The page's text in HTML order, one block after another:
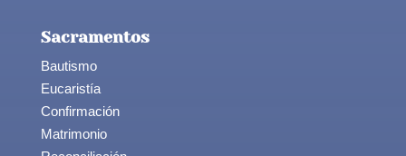
Sacramentos
Bautismo
Eucaristía
Confirmación
Matrimonio